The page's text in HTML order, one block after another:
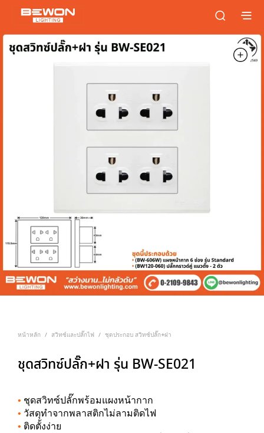
หน้าหลัก / สวิทซ์และปลั๊กไฟ / ชุดประกอบ สวิทซ์ปลั๊ก+ฝา
ชุดสวิทซ์ปลั๊ก+ฝา รุ่น BW-SE021
• ชุดสวิทซ์ปลั๊กพร้อมแผงหน้ากาก
• วัสดุทำจากพลาสติกไม่ลามติดไฟ
• ติดตั้งง่าย